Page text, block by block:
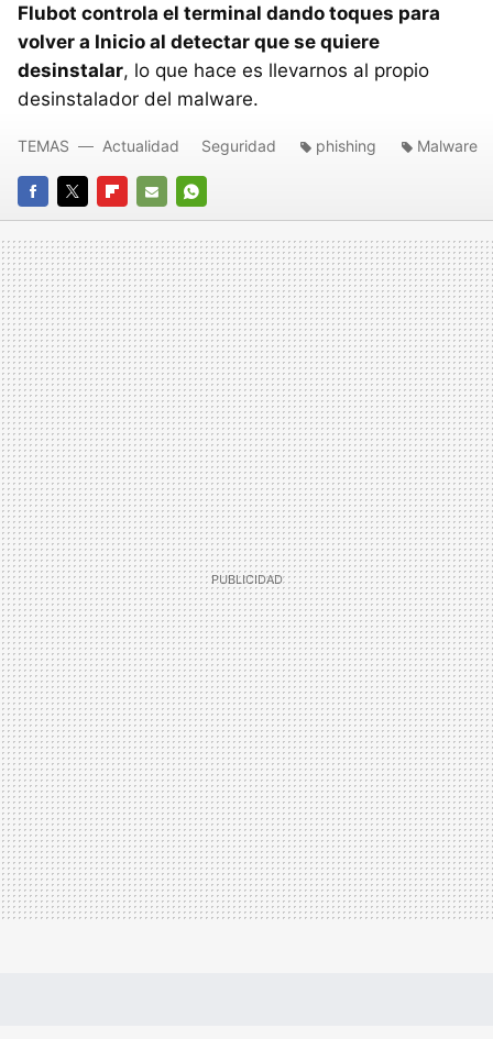
Flubot controla el terminal dando toques para
volver a Inicio al detectar que se quiere
desinstalar, lo que hace es llevarnos al propio
desinstalador del malware.
FACEBOOK
TWITTERFLIPBOARD
E-
MAIL
WHATSAPP
TEMAS Actualidad Seguridad phishing Malware